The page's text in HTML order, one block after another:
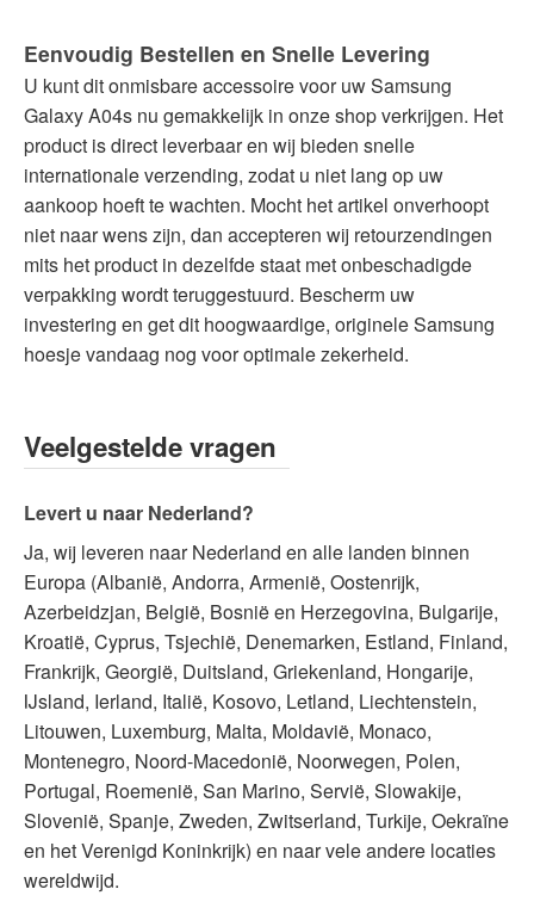
Eenvoudig Bestellen en Snelle Levering
U kunt dit onmisbare accessoire voor uw Samsung
Galaxy A04s nu gemakkelijk in onze shop verkrijgen. Het
product is direct leverbaar en wij bieden snelle
internationale verzending, zodat u niet lang op uw
aankoop hoeft te wachten. Mocht het artikel onverhoopt
niet naar wens zijn, dan accepteren wij retourzendingen
mits het product in dezelfde staat met onbeschadigde
verpakking wordt teruggestuurd. Bescherm uw
investering en get dit hoogwaardige, originele Samsung
hoesje vandaag nog voor optimale zekerheid.
Veelgestelde vragen
Levert u naar Nederland?
Ja, wij leveren naar Nederland en alle landen binnen
Europa (Albanië, Andorra, Armenië, Oostenrijk,
Azerbeidzjan, België, Bosnië en Herzegovina, Bulgarije,
Kroatië, Cyprus, Tsjechië, Denemarken, Estland, Finland,
Frankrijk, Georgië, Duitsland, Griekenland, Hongarije,
IJsland, Ierland, Italië, Kosovo, Letland, Liechtenstein,
Litouwen, Luxemburg, Malta, Moldavië, Monaco,
Montenegro, Noord-Macedonië, Noorwegen, Polen,
Portugal, Roemenië, San Marino, Servië, Slowakije,
Slovenië, Spanje, Zweden, Zwitserland, Turkije, Oekraïne
en het Verenigd Koninkrijk) en naar vele andere locaties
wereldwijd.